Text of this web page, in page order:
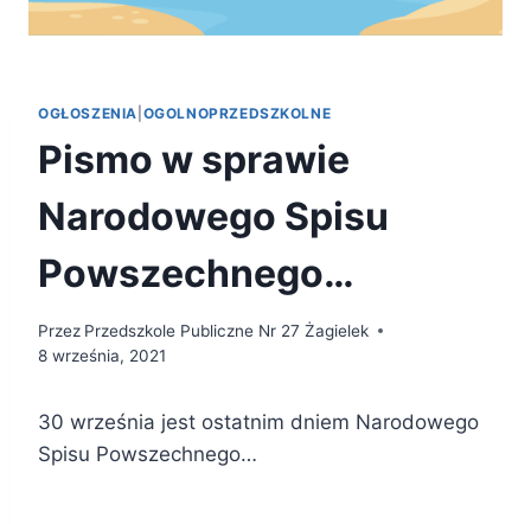
OGŁOSZENIA OGOLNOPRZEDSZKOLNE
Pismo w sprawie
Narodowego Spisu
Powszechnego…
Przez Przedszkole Publiczne Nr 27 Żagielek
8 września, 2021
30 września jest ostatnim dniem Narodowego
Spisu Powszechnego…